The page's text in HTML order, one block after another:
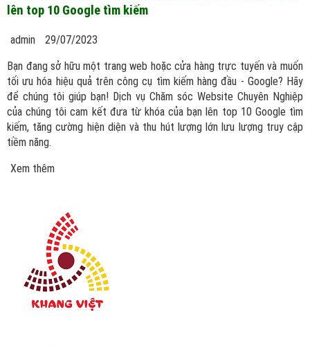
lên top 10 Google tìm kiếm
admin
29/07/2023
Bạn đang sở hữu một trang web hoặc cửa hàng trực tuyến và muốn
tối ưu hóa hiệu quả trên công cụ tìm kiếm hàng đầu - Google? Hãy
để chúng tôi giúp bạn! Dịch vụ Chăm sóc Website Chuyên Nghiệp
của chúng tôi cam kết đưa từ khóa của bạn lên top 10 Google tìm
kiếm, tăng cường hiện diện và thu hút lượng lớn lưu lượng truy cập
tiềm năng.
Xem thêm